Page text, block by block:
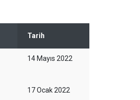
Tarih
14 Mayıs 2022
17 Ocak 2022